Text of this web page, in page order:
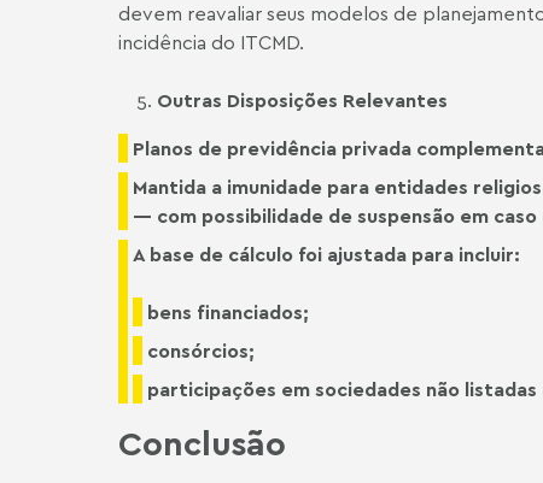
devem reavaliar seus modelos de
incidência do ITCMD.
Outras Disposições Relevantes
Planos de previdência privada
Mantida a imunidade para entidades
— com possibilidade de suspensão em
A base de cálculo foi ajustada para incluir:
bens financiados;
consórcios;
participações em sociedades não listadas
Conclusão